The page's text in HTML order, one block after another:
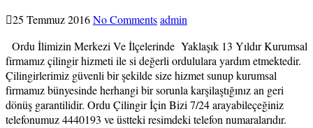
25 Temmuz 2016No Commentsadmin
Ordu İlimizin Merkezi Ve İlçelerinde Yaklaşık 13 Yıldır Kurumsal
firmamız çilingir hizmeti ile si değerli ordululara yardım etmektedir.
Çilingirlerimiz güvenli bir şekilde size hizmet sunup kurumsal
firmamız bünyesinde herhangi bir sorunla karşilaştığınız an geri
dönüş garantilidir. Ordu Çilingir İçin Bizi 7/24 arayabileçeğiniz
telefonumuz 4440193 ve üstteki resimdeki telefon numaralarıdır.